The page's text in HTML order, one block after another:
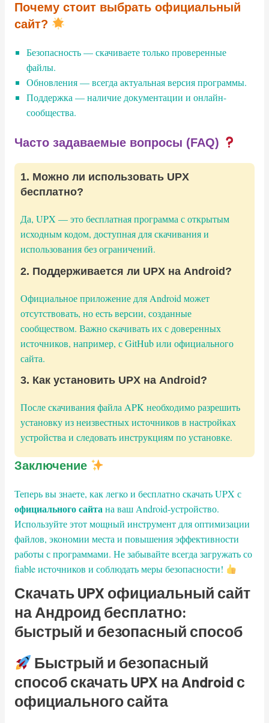
Почему стоит выбрать официальный
сайт?
Безопасность — скачиваете только проверенные
файлы.
Обновления — всегда актуальная версия программы.
Поддержка — наличие документации и онлайн-
сообщества.
Часто задаваемые вопросы (FAQ)
1. Можно ли использовать UPX
бесплатно?
Да, UPX — это бесплатная программа с открытым
исходным кодом, доступная для скачивания и
использования без ограничений.
2. Поддерживается ли UPX на Android?
Официальное приложение для Android может
отсутствовать, но есть версии, созданные
сообществом. Важно скачивать их с доверенных
источников, например, с GitHub или официального
сайта.
3. Как установить UPX на Android?
После скачивания файла APK необходимо разрешить
установку из неизвестных источников в настройках
устройства и следовать инструкциям по установке.
Заключение
Теперь вы знаете, как легко и бесплатно скачать UPX с
официального сайтана ваш Android-устройство.
Используйте этот мощный инструмент для оптимизации
файлов, экономии места и повышения эффективности
работы с программами. Не забывайте всегда загружать со
fiable источников и соблюдать меры безопасности!
Скачать UPX официальный сайт
на Андроид бесплатно:
быстрый и безопасный способ
Быстрый и безопасный
способ скачать UPX на Android с
официального сайта